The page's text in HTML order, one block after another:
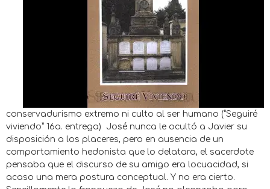
conservadurismo extremo ni culto al ser humano (“Seguiré
viviendo” 16a. entrega) José nunca le ocultó a Javier su
disposición a los placeres, pero en ausencia de un
comportamiento hedonista que lo delatara, el sacerdote
pensaba que el discurso de su amigo era locuacidad, si
acaso una mera postura conceptual. Y no era cierto.